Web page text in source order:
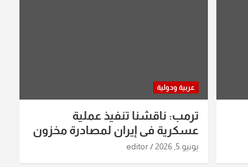
عربية ودولية
ترمب: ناقشنا تنفيذ عملية
عسكرية في إيران لمصادرة مخزون
اليورانيوم
يونيو 5, 2026 editor